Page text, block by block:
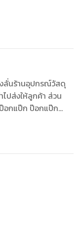
งลั่นร้านอุปกรณ์วัสดุ
ปส่งให้ลูกค้า ส่วน
อกแป๊ก ป๊อกแป๊ก
วุ่นวายเป็นช่วง ๆ
ทุกคนทำงาน
มากมายอยากเข้ามา
ากร้ายไปหน่อย และ
ม่ไกลจากโต๊ะตรง
อยู่ใกล้ ๆ เดินเข้า
เพื่อนำไปวางไว้